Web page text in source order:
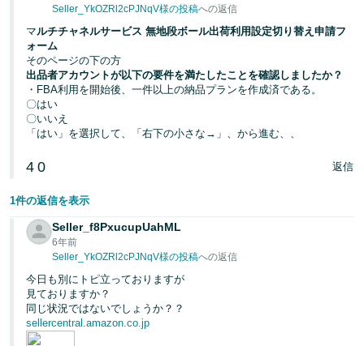
Seller_YkOZRl2cPJNqV様の投稿への返信
マルチチャネルサービス 無地段ボール出荷利用設定切り替え申請フ
ォーム
そのページの下の方
出品者アカウントが以下の要件を満たしたことを確認しましたか？
・FBA利用を開始後、一件以上の納品プランを作成済である。
〇はい
〇いいえ
「はい」を選択して、「右下の小さな→」、から進む、、
4 0 返信
1件の返信を表示
Seller_f8PxucupUahML
6年前
Seller_YkOZRl2cPJNqV様の投稿への返信
今日も別にトピ立っておりますが
見ておりますか？
同じ状況ではないでしょうか？？
sellercentral.amazon.co.jp